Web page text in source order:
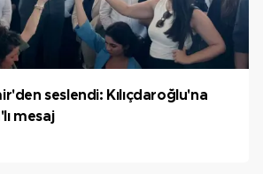
seslendi: Kılıçdaroğlu'na
mesaj